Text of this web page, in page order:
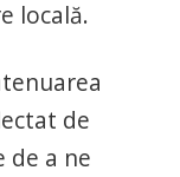
locală.
de
de a ne